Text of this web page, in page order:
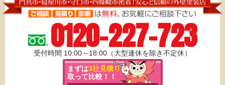
0120-227-723
受付時間 10:00～18:00（大型連休を除き不定休）
まずは3社見積りを
取って比較！！